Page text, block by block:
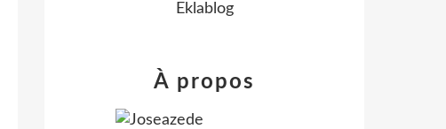
Eklablog
À propos